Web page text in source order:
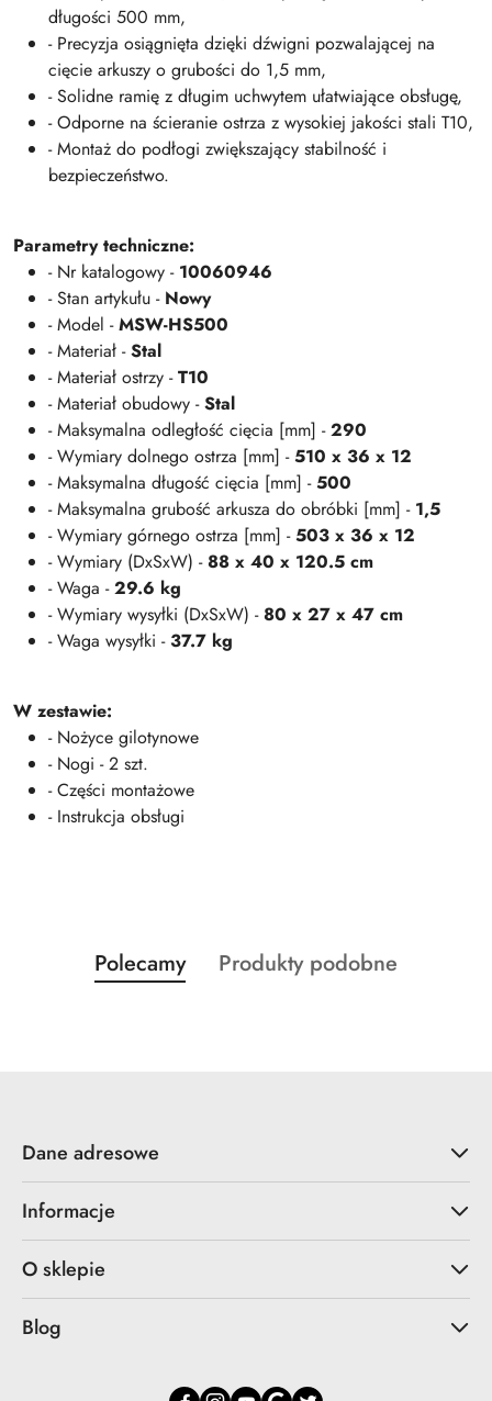
długości 500 mm,
- Precyzja osiągnięta dzięki dźwigni pozwalającej na
cięcie arkuszy o grubości do 1,5 mm,
- Solidne ramię z długim uchwytem ułatwiające obsługę,
- Odporne na ścieranie ostrza z wysokiej jakości stali T10,
- Montaż do podłogi zwiększający stabilność i
bezpieczeństwo.
Parametry techniczne:
- Nr katalogowy - 10060946
- Stan artykułu - Nowy
- Model -MSW-HS500
- Materiał -Stal
- Materiał ostrzy -T10
- Materiał obudowy -Stal
- Maksymalna odległość cięcia [mm] -290
- Wymiary dolnego ostrza [mm] -510 x 36 x 12
- Maksymalna długość cięcia [mm] -500
- Maksymalna grubość arkusza do obróbki [mm] - 1,5
- Wymiary górnego ostrza [mm] -503 x 36 x 12
- Wymiary (DxSxW) -88 x 40 x 120.5 cm
- Waga -29.6 kg
- Wymiary wysyłki (DxSxW) -80 x 27 x 47 cm
- Waga wysyłki -37.7 kg
W zestawie:
- Nożyce gilotynowe
- Nogi - 2 szt.
- Części montażowe
- Instrukcja obsługi
Pomiń karuzelę produktów
Produkty
o
Polecamy
Produkty
Produkty podobne
Dane adresowe
Informacje
O sklepie
Blog